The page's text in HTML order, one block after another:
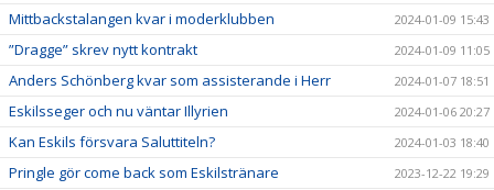
Mittbackstalangen kvar i moderklubben 2024-01-09 15:43
”Dragge” skrev nytt kontrakt 2024-01-09 11:05
Anders Schönberg kvar som assisterande i Herr 2024-01-07 18:51
Eskilsseger och nu väntar Illyrien 2024-01-06 20:27
Kan Eskils försvara Saluttiteln? 2024-01-03 18:40
Pringle gör come back som Eskilstränare 2023-12-22 19:29